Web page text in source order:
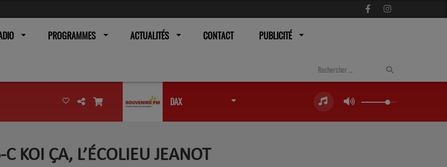
PROGRAMMES ACTUALITÉS CONTACT PUBLICITÉ
DAX
KOI ÇA, L’ÉCOLIEU JEANOT